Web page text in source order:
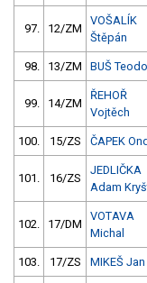
97. 12/ZM
VOŠALÍK
Štěpán
98. 13/ZM BUŠ
99. 14/ZM
ŘEHOŘ
Vojtěch
100. 15/ZS ČAPEK
101. 16/ZS
JEDLIČKA
Adam
102. 17/DM
VOTAVA
Michal
103. 17/ZS MIKEŠ Jan